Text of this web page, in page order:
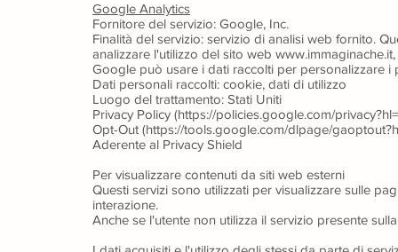
Google Analytics
Fornitore del servizio: Google, Inc.
Finalità del servizio: servizio di analisi web fornito.
analizzare l'utilizzo del sito web
Google può usare i dati raccolti per personalizzare i
Dati personali raccolti: cookie, dati di utilizzo
Luogo del trattamento: Stati Uniti
Privacy Policy (https://policies.google.com/
Opt-Out (https://tools.google.com/dlpage/
Aderente al Privacy Shield
Per visualizzare contenuti da siti web esterni
Questi servizi sono utilizzati per visualizzare sulle
interazione.
Anche se l'utente non utilizza il servizio presente